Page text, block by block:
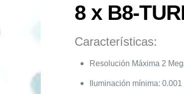
8 x B8-
Características:
Resolución Máxima 2
Iluminación mínima: